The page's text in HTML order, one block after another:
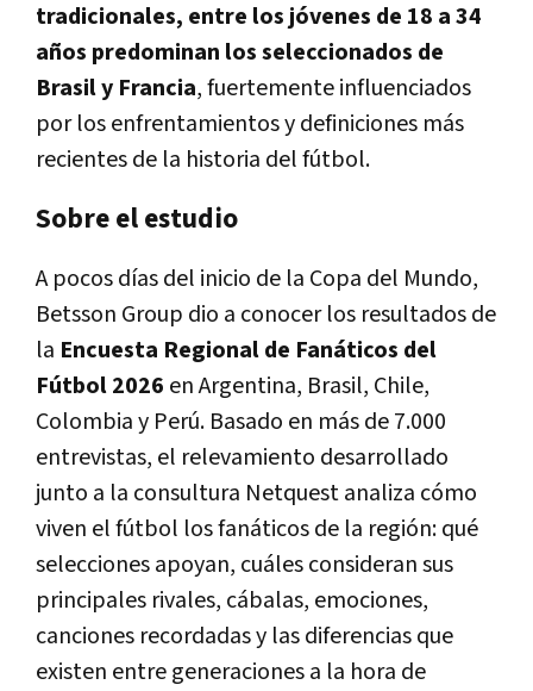
tradicionales, entre los jóvenes de 18 a 34
años predominan los seleccionados de
Brasil y Francia, fuertemente influenciados
por los enfrentamientos y definiciones más
recientes de la historia del fútbol.
Sobre el estudio
A pocos días del inicio de la Copa del Mundo,
Betsson Group dio a conocer los resultados de
la Encuesta Regional de Fanáticos del
Fútbol 2026 en Argentina, Brasil, Chile,
Colombia y Perú. Basado en más de 7.000
entrevistas, el relevamiento desarrollado
junto a la consultura Netquest analiza cómo
viven el fútbol los fanáticos de la región: qué
selecciones apoyan, cuáles consideran sus
principales rivales, cábalas, emociones,
canciones recordadas y las diferencias que
existen entre generaciones a la hora de